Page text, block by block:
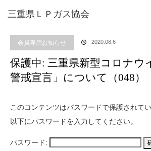
三重県ＬＰガス協会
ブログ
会員専用お知らせ 保護中: 三
会員専用お知らせ 2020.08.6
保護中: 三重県新型コロナウ
警戒宣言」について（048）
このコンテンツはパスワードで保護されて
以下にパスワードを入力してください。
パスワード: